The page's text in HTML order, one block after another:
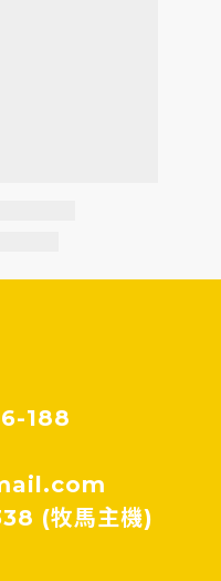
188
(牧馬主機)